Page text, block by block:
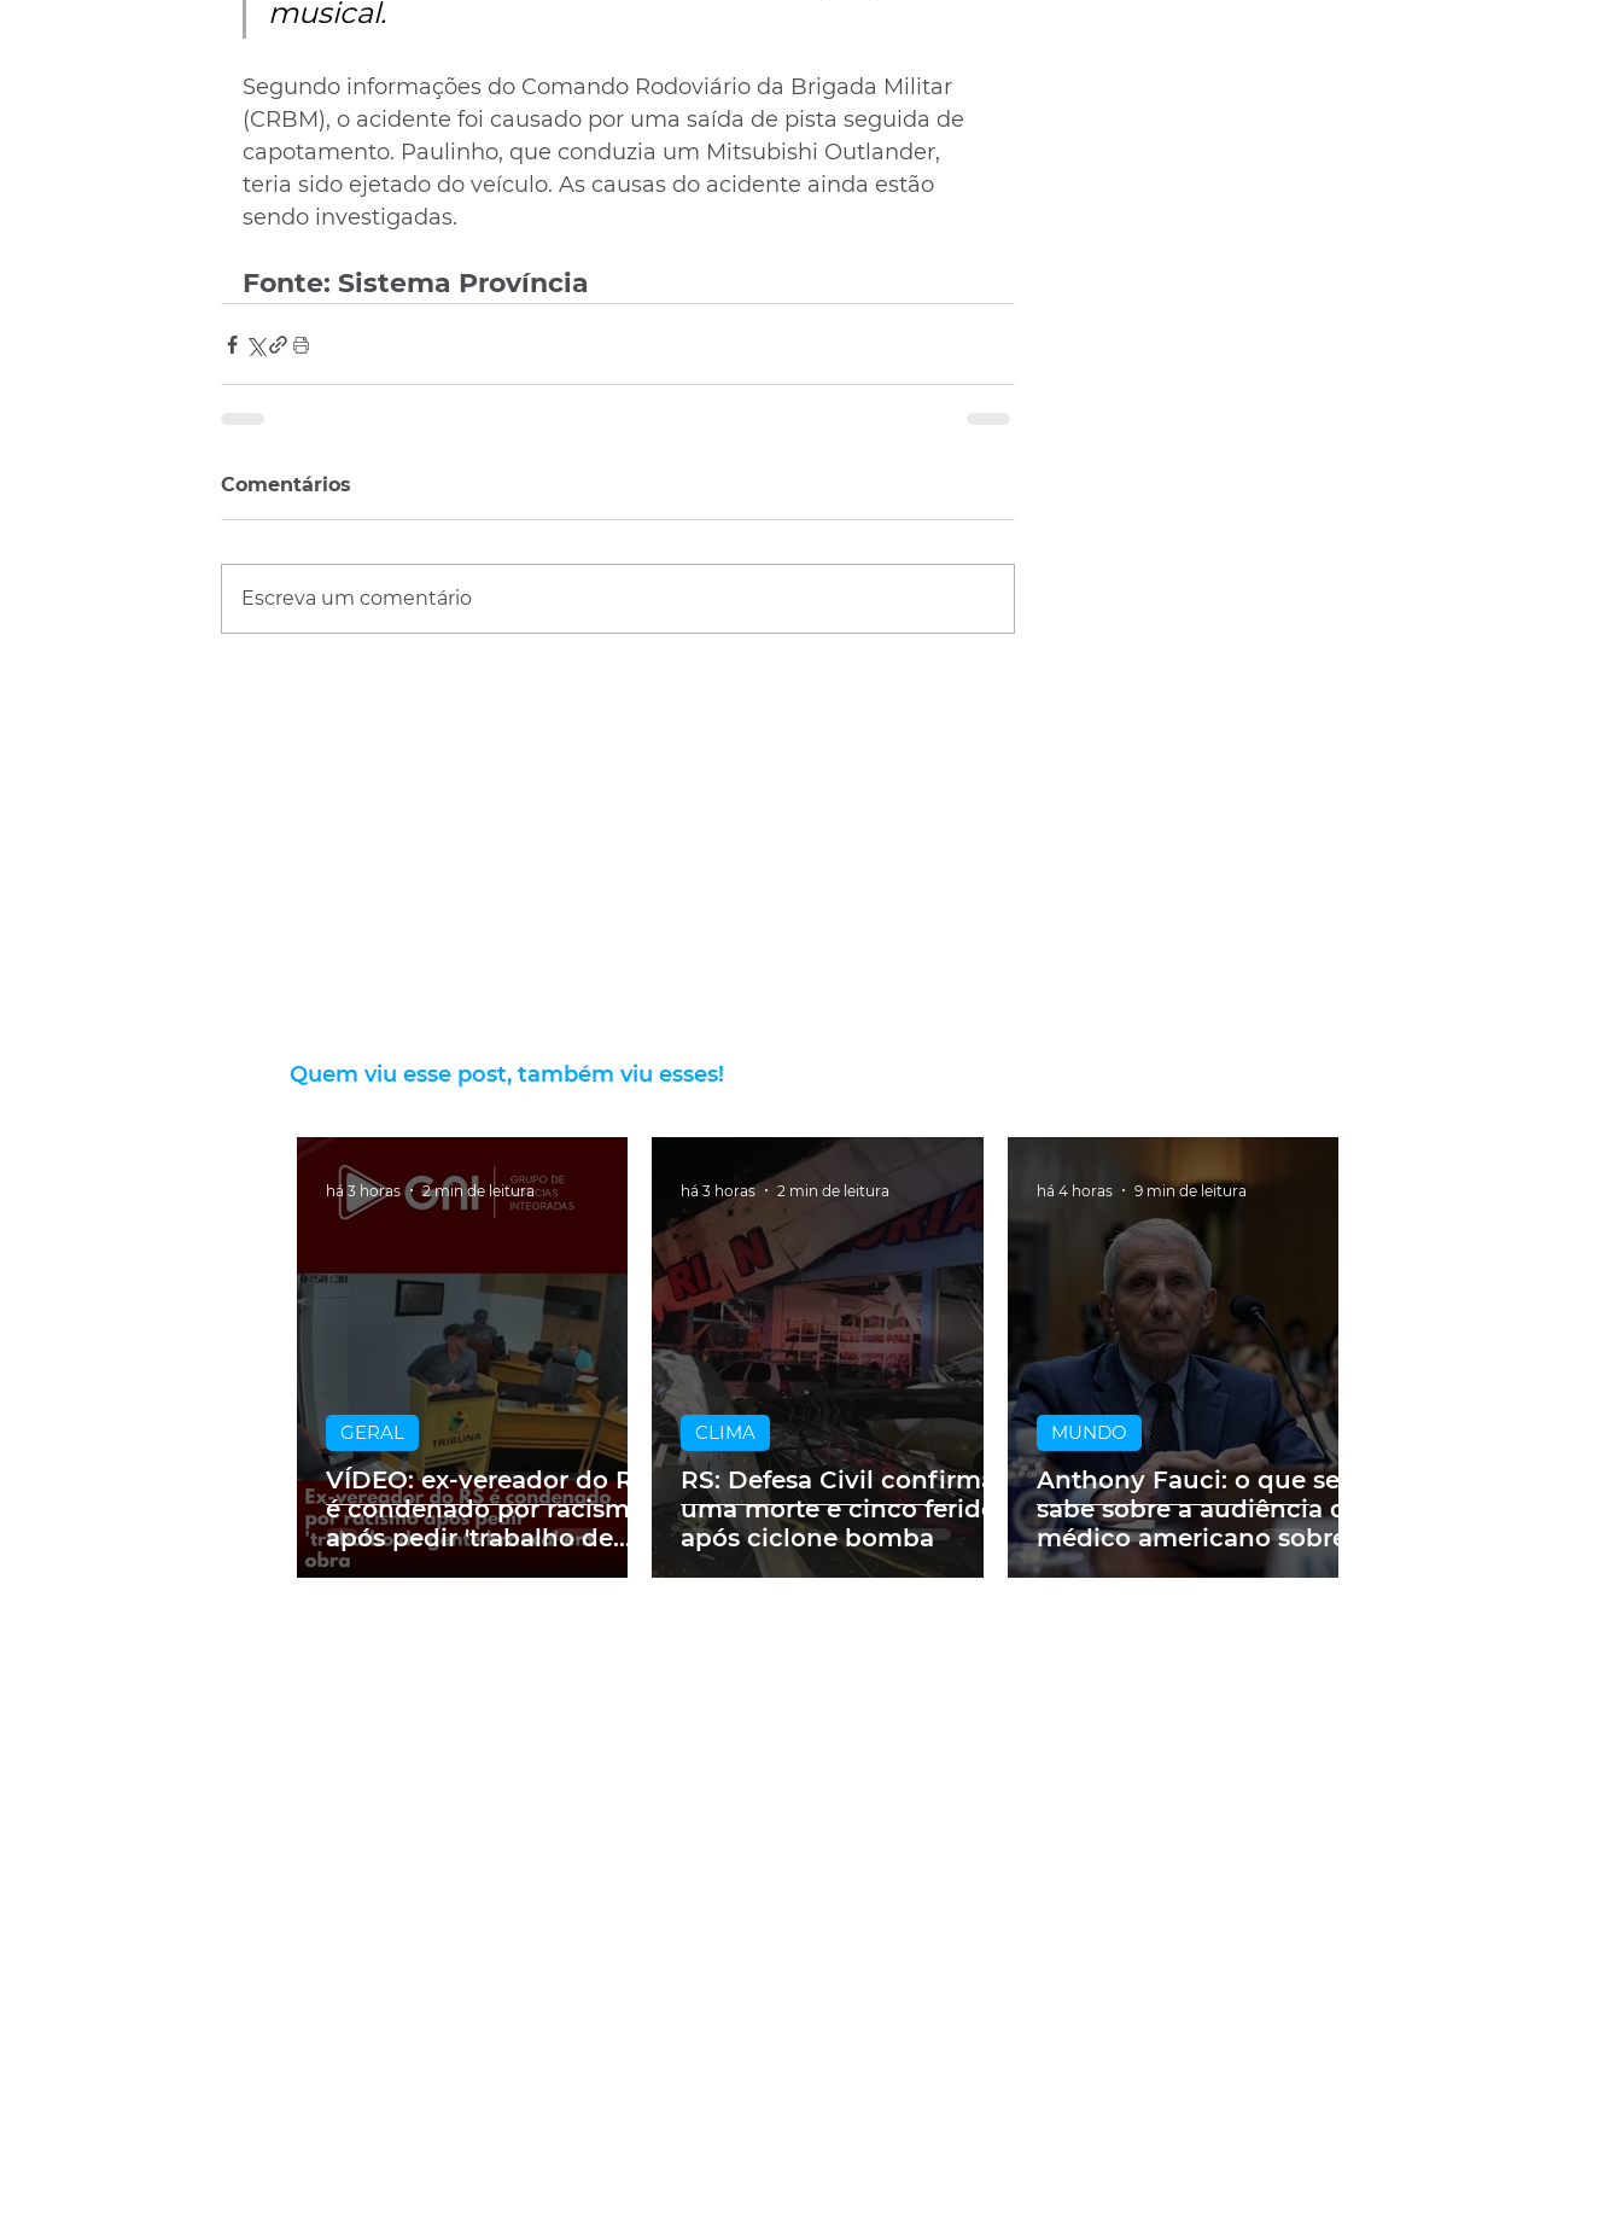
musical.
Segundo informações do Comando Rodoviário da Brigada Militar
(CRBM), o acidente foi causado por uma saída de pista seguida de
capotamento. Paulinho, que conduzia um Mitsubishi Outlander,
teria sido ejetado do veículo. As causas do acidente ainda estão
sendo investigadas.
Fonte: Sistema Província
Comentários
Escreva um comentário
Quem viu esse post, também viu esses!
VÍDEO: ex-vereador do RS
é condenado por racismo
após pedir 'trabalho de
gente branca' em obra
GERAL
há 3 horas 2 min de leitura
RS: Defesa Civil confirma
uma morte e cinco feridos
após ciclone bomba
CLIMA
há 3 horas 2 min de leitura
Anthony Fauci: o que se
sabe sobre a audiência do
médico americano sobre
a pandemia e as fake
MUNDO
há 4 horas 9 min de leitura